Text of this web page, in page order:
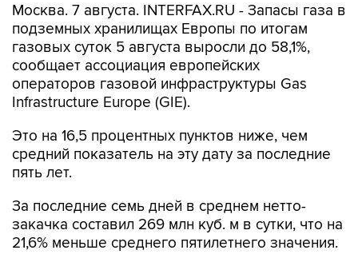
Москва. 7 августа. INTERFAX.RU - Запасы газа в
подземных хранилищах Европы по итогам
газовых суток 5 августа выросли до 58,1%,
сообщает ассоциация европейских
операторов газовой инфраструктуры Gas
Infrastructure Europe (GIE).
Это на 16,5 процентных пунктов ниже, чем
средний показатель на эту дату за последние
пять лет.
За последние семь дней в среднем нетто-
закачка составил 269 млн куб. м в сутки, что на
21,6% меньше среднего пятилетнего значения.